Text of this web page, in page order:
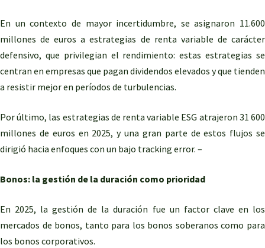
En un contexto de mayor incertidumbre, se asignaron 11.600
millones de euros a estrategias de renta variable de carácter
defensivo, que privilegian el rendimiento: estas estrategias se
centran en empresas que pagan dividendos elevados y que tienden
a resistir mejor en períodos de turbulencias.
Por último, las estrategias de renta variable ESG atrajeron 31 600
millones de euros en 2025, y una gran parte de estos flujos se
dirigió hacia enfoques con un bajo tracking error. –
Bonos: la gestión de la duración como prioridad
En 2025, la gestión de la duración fue un factor clave en los
mercados de bonos, tanto para los bonos soberanos como para
los bonos corporativos.